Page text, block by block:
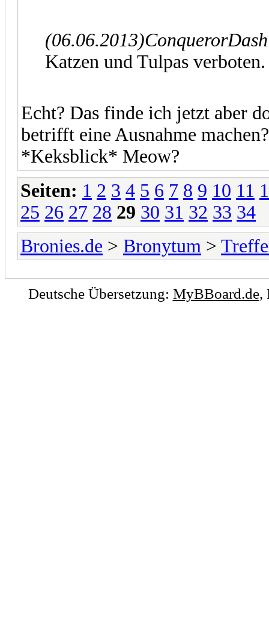
(06.06.2013)
Katzen und Tulpas
Echt? Das finde ich jetzt aber
betrifft eine Ausnahme
*Keksblick* Meow?
Seiten: 1 2 3 4 5 6 7 8 9 10 11
25 26 27 28 29 30 31 32 33 34
Bronies.de > Bronytum >
Deutsche Übersetzung: MyBBoard.de,